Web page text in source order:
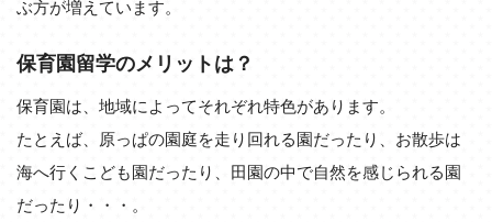
ぶ方が増えています。
保育園留学のメリットは？
保育園は、地域によってそれぞれ特色があります。
たとえば、原っぱの園庭を走り回れる園だったり、お散歩は
海へ行くこども園だったり、田園の中で自然を感じられる園
だったり・・・。